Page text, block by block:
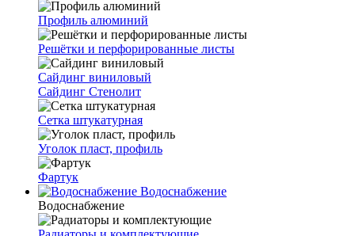
Профиль алюминий
Решётки и перфорированные листы
Сайдинг виниловый
Сайдинг Стенолит
Сетка штукатурная
Уголок пласт, профиль
Фартук
Водоснабжение
Водоснабжение